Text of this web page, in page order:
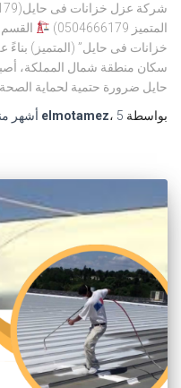
شركة عزل خزانات فى حايل(0504666179)
المتميز 0504666179)
القسم
خزانات فى حايل” (المتميز) بناءً
سكان منطقة شمال المملكة،
حايل ضرورة حتمية لحماية
بواسطة
elmotamez، 5 أشهر